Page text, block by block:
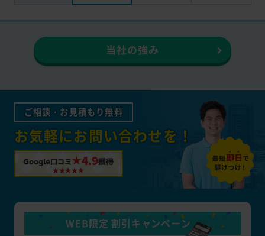
当社の強み
ご相談・お見積もり無料
お気軽にお問い合わせを！
Google口コミ ★4.9獲得
WEB限定 割引キャンペーン